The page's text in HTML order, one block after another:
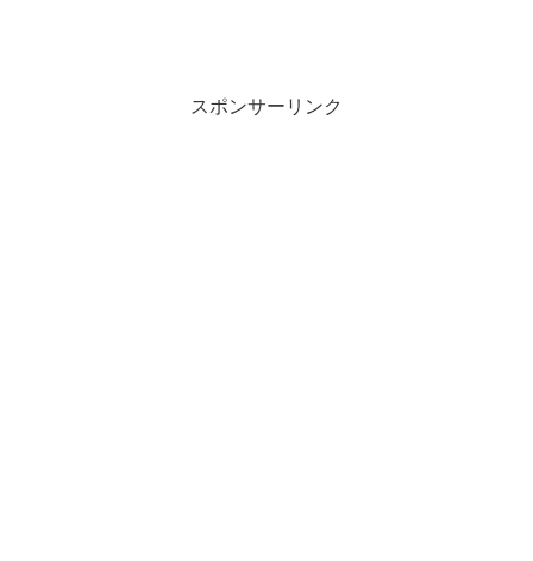
スポンサーリンク